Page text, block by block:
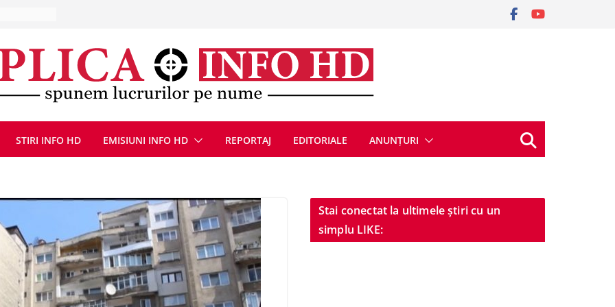
din
cu
DIN
STIRI INFO HD EMISIUNI INFO HD REPORTAJ EDITORIALE ANUNȚURI
Stai conectat la ultimele știri cu un
simplu LIKE: